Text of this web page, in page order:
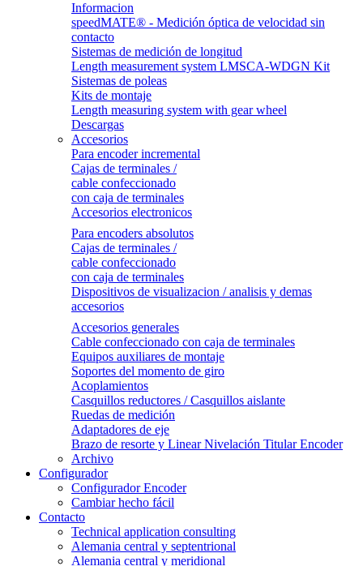
Informacion
speedMATE® - Medición óptica de velocidad sin
contacto
Sistemas de medición de longitud
Length measurement system LMSCA-WDGN Kit
Sistemas de poleas
Kits de montaje
Length measuring system with gear wheel
Descargas
Accesorios
Para encoder incremental
Cajas de terminales /
cable confeccionado
con caja de terminales
Accesorios electronicos
Para encoders absolutos
Cajas de terminales /
cable confeccionado
con caja de terminales
Dispositivos de visualizacion / analisis y demas
accesorios
Accesorios generales
Cable confeccionado con caja de terminales
Equipos auxiliares de montaje
Soportes del momento de giro
Acoplamientos
Casquillos reductores / Casquillos aislante
Ruedas de medición
Adaptadores de eje
Brazo de resorte y Linear Nivelación Titular Encoder
Archivo
Configurador
Configurador Encoder
Cambiar hecho fácil
Contacto
Technical application consulting
Alemania central y septentrional
Alemania central y meridional